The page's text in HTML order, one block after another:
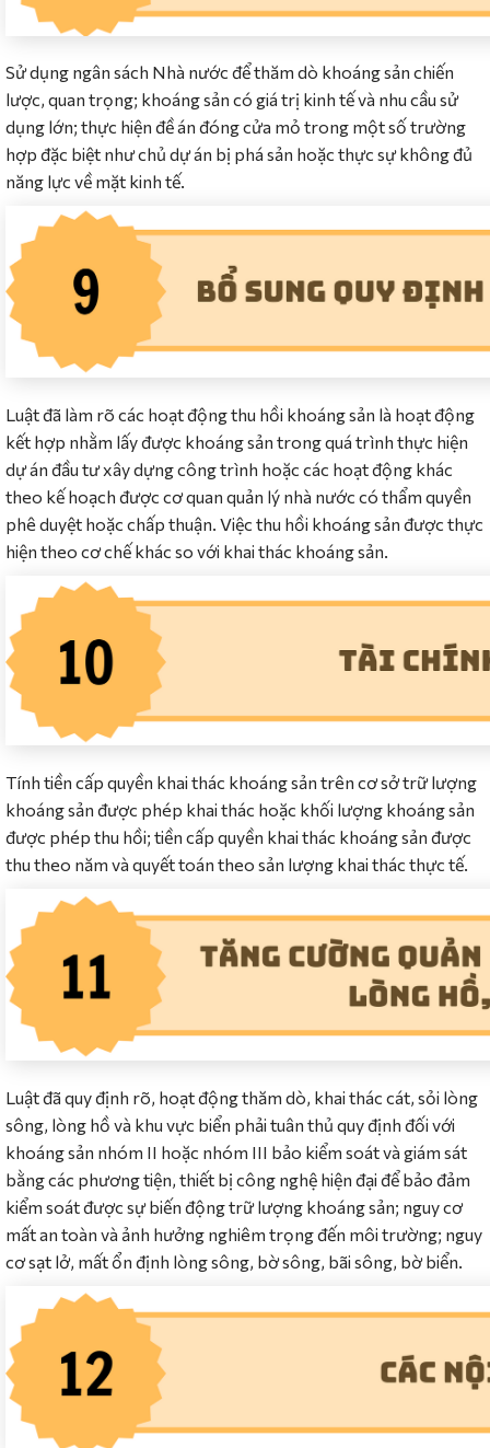
Sử dụng ngân sách Nhà nước để thăm dò khoáng sản chiến
lược, quan trọng; khoáng sản có giá trị kinh tế và nhu cầu sử
dụng lớn; thực hiện đề án đóng cửa mỏ trong một số trường
hợp đặc biệt như chủ dự án bị phá sản hoặc thực sự không đủ
năng lực về mặt kinh tế.
Luật đã làm rõ các hoạt động thu hồi khoáng sản là hoạt động
kết hợp nhằm lấy được khoáng sản trong quá trình thực hiện
dự án đầu tư xây dựng công trình hoặc các hoạt động khác
theo kế hoạch được cơ quan quản lý nhà nước có thẩm quyền
phê duyệt hoặc chấp thuận. Việc thu hồi khoáng sản được thực
hiện theo cơ chế khác so với khai thác khoáng sản.
Tính tiền cấp quyền khai thác khoáng sản trên cơ sở trữ lượng
khoáng sản được phép khai thác hoặc khối lượng khoáng sản
được phép thu hồi; tiền cấp quyền khai thác khoáng sản được
thu theo năm và quyết toán theo sản lượng khai thác thực tế.
Luật đã quy định rõ, hoạt động thăm dò, khai thác cát, sỏi lòng
sông, lòng hồ và khu vực biển phải tuân thủ quy định đối với
khoáng sản nhóm II hoặc nhóm III bảo kiểm soát và giám sát
bằng các phương tiện, thiết bị công nghệ hiện đại để bảo đảm
kiểm soát được sự biến động trữ lượng khoáng sản; nguy cơ
mất an toàn và ảnh hưởng nghiêm trọng đến môi trường; nguy
cơ sạt lở, mất ổn định lòng sông, bờ sông, bãi sông, bờ biển.